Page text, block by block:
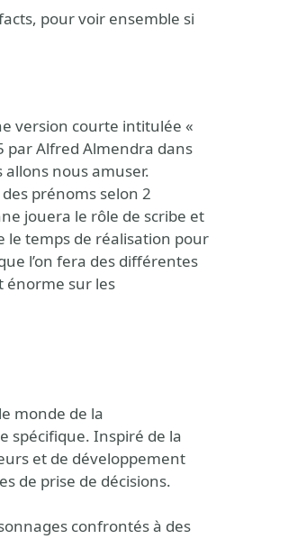
pour voir ensemble si
version courte intitulée «
par Alfred Almendra dans
nous amuser.
prénoms selon 2
jouera le rôle de scribe et
le temps de réalisation pour
l’on fera des différentes
énorme sur les
monde de la
spécifique. Inspiré de la
et de développement
de prise de décisions.
confrontés à des